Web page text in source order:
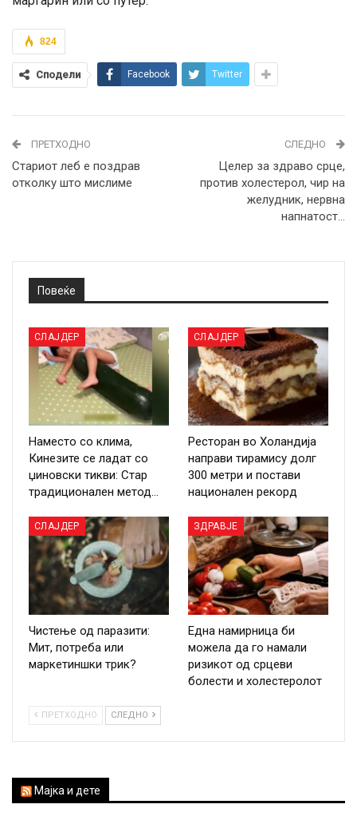
824
Сподели Facebook Twitter
ПРЕТХОДНО
Стариот леб е поздрав
отколку што мислиме
СЛЕДНО
Целер за здраво срце,
против холестерол, чир на
желудник, нервна
напнатост…
Повеќе
СЛАЈДЕР
Наместо со клима,
Кинезите се ладат со
џиновски тикви: Стар
традиционален метод…
СЛАЈДЕР
Ресторан во Холандија
направи тирамису долг
300 метри и постави
национален рекорд
СЛАЈДЕР
Чистење од паразити:
Мит, потреба или
маркетиншки трик?
ЗДРАВЈЕ
Една намирница би
можела да го намали
ризикот од срцеви
болести и холестеролот
ПРЕТХОДНО СЛЕДНО
Мајка и дете